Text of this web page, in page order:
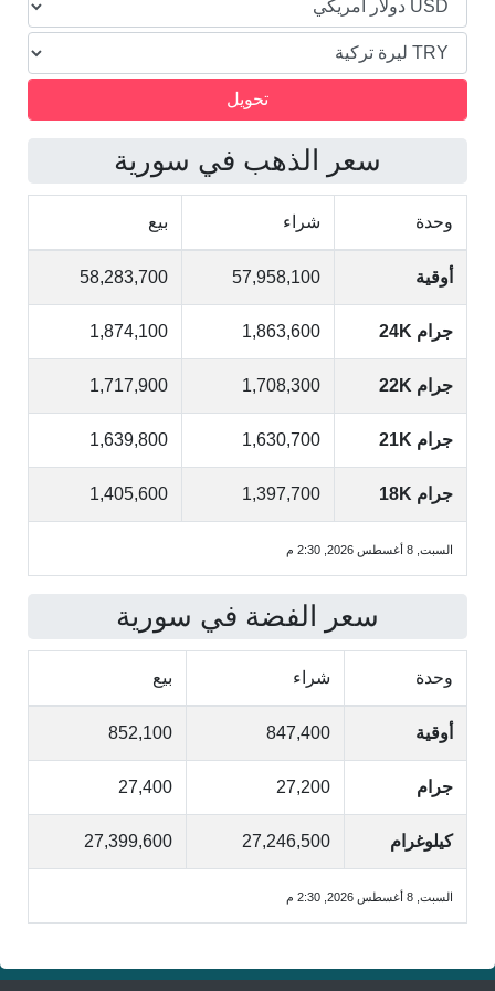
سعر الذهب في سورية
وحدة شراء بيع
أوقية 57,958,100
58,283,700
جرام 24K 1,863,600
1,874,100
جرام 22K 1,708,300
1,717,900
جرام 21K 1,630,700
1,639,800
جرام 18K 1,397,700
1,405,600
السبت, 8 أغسطس 2026, 2:30 م
سعر الفضة في سورية
وحدة شراء بيع
أوقية 847,400
852,100
جرام 27,200
27,400
كيلوغرام 27,246,500
27,399,600
السبت, 8 أغسطس 2026, 2:30 م